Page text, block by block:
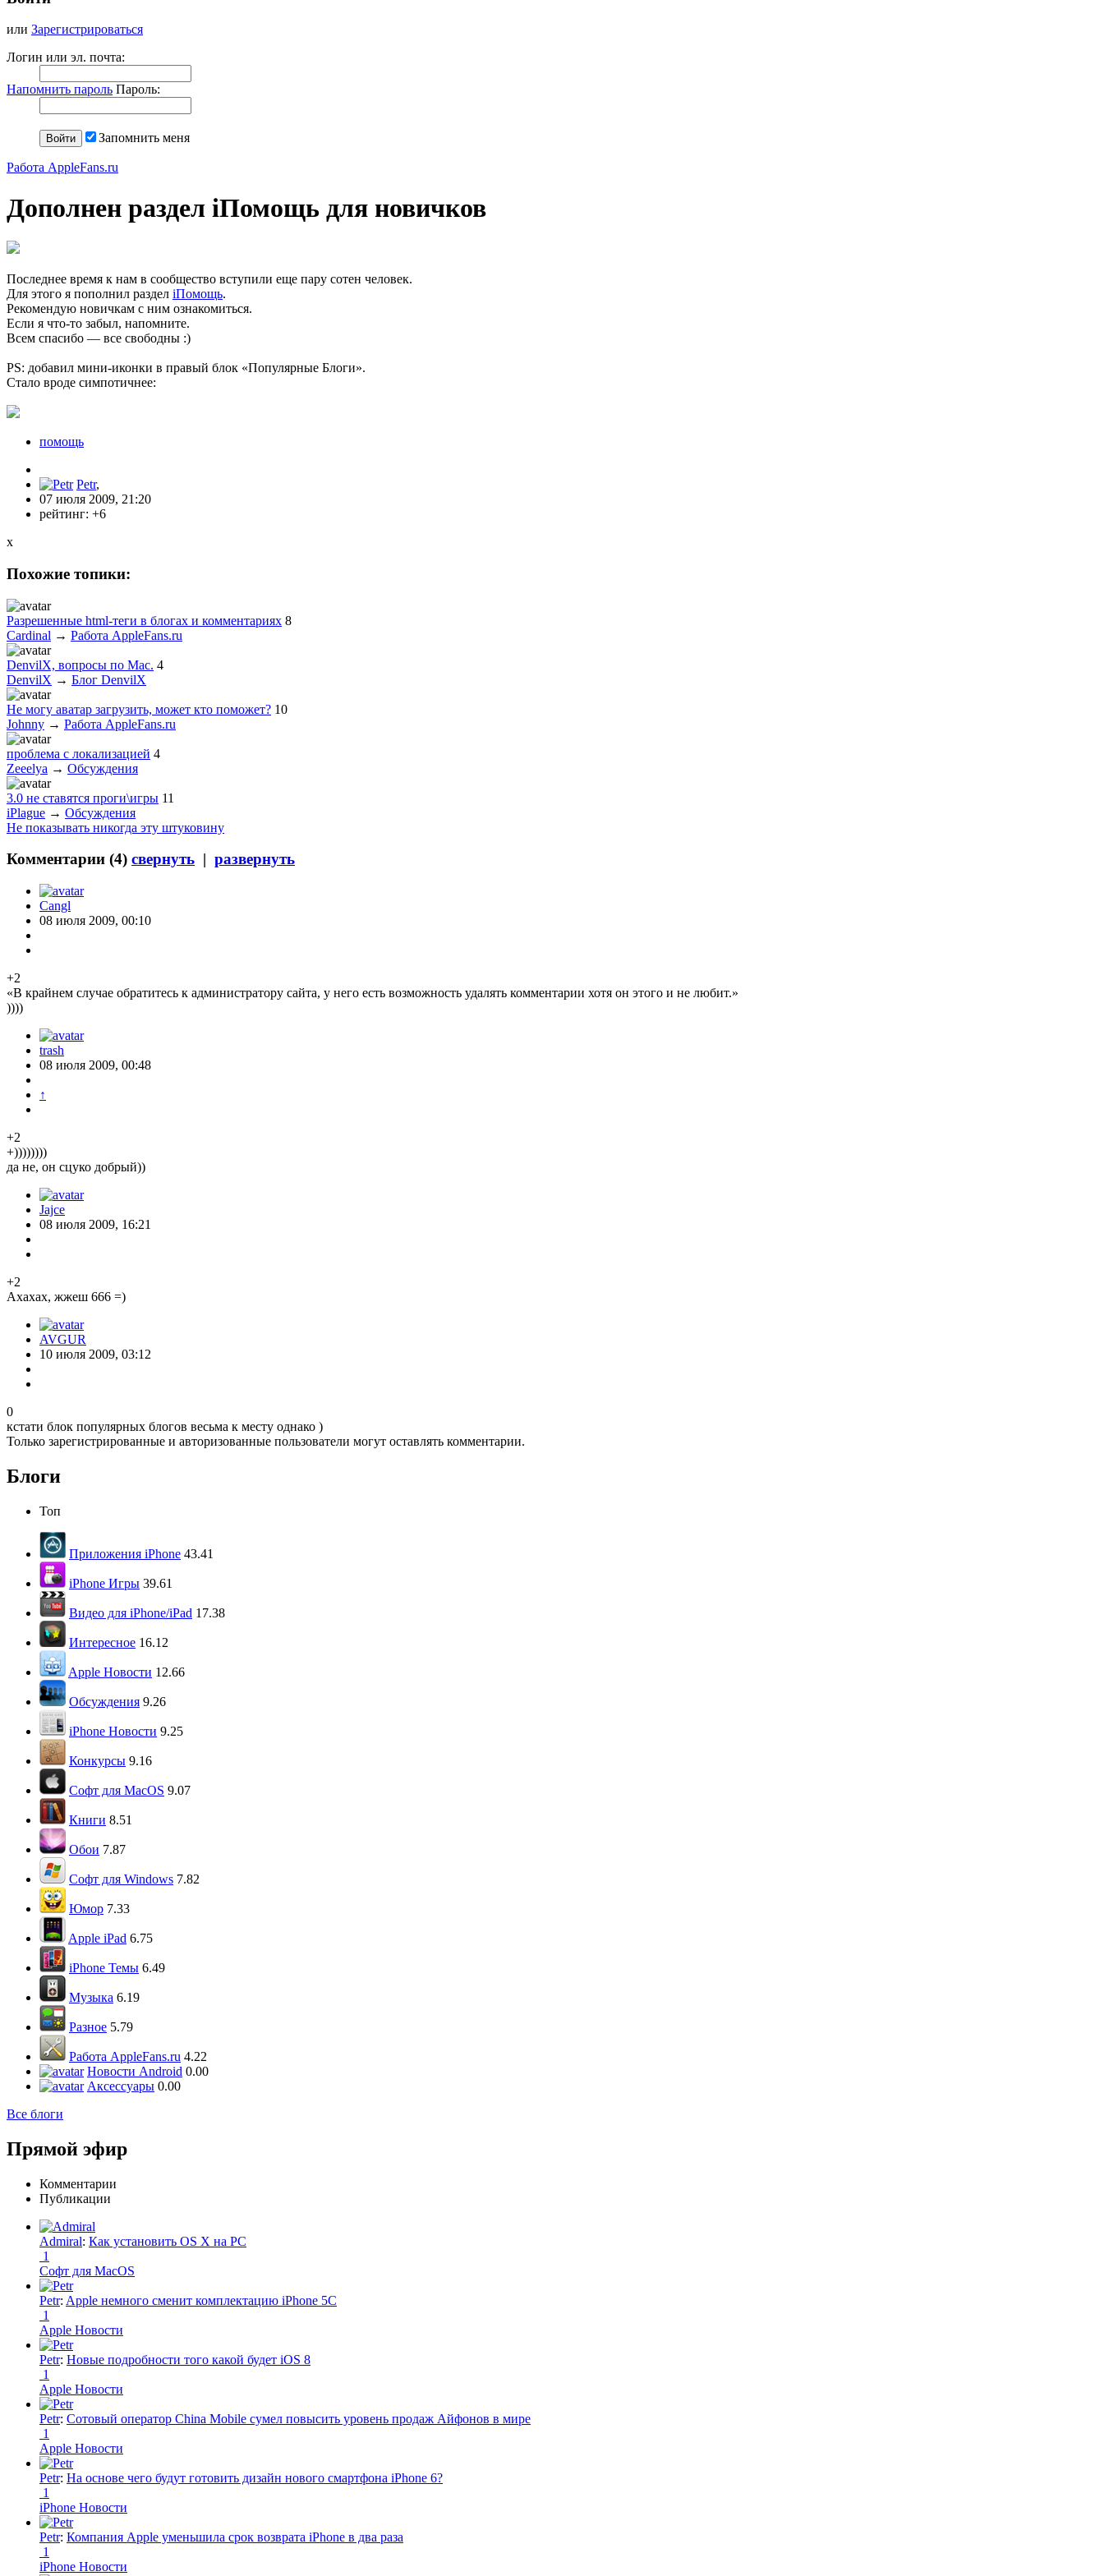
или Зарегистрироваться
Логин или эл. почта:
Напомнить пароль Пароль:
Запомнить меня
Работа AppleFans.ru
Дополнен раздел iПомощь для новичков
Последнее время к нам в сообщество вступили еще пару сотен человек.
Для этого я пополнил раздел iПомощь.
Рекомендую новичкам с ним ознакомиться.
Если я что-то забыл, напомните.
Всем спасибо — все свободны :)
PS: добавил мини-иконки в правый блок «Популярные Блоги».
Стало вроде симпотичнее:
помощь
Petr,
07 июля 2009, 21:20
рейтинг: +6
x
Похожие топики:
Разрешенные html-теги в блогах и комментариях 8
Cardinal → Работа AppleFans.ru
DenvilX, вопросы по Mac. 4
DenvilX → Блог DenvilX
Не могу аватар загрузить, может кто поможет? 10
Johnny → Работа AppleFans.ru
проблема с локализацией 4
Zeeelya → Обсуждения
3.0 не ставятся проги\игры 11
iPlague → Обсуждения
Не показывать никогда эту штуковину
Комментарии (4) свернуть | развернуть
Cangl
08 июля 2009, 00:10
+2
«В крайнем случае обратитесь к администратору сайта, у него есть возможность удалять комментарии хотя он этого и не любит.»
))))
trash
08 июля 2009, 00:48
↑
+2
+))))))))
да не, он сцуко добрый))
Jajce
08 июля 2009, 16:21
+2
Ахахах, жжеш 666 =)
AVGUR
10 июля 2009, 03:12
0
кстати блок популярных блогов весьма к месту однако )
Только зарегистрированные и авторизованные пользователи могут оставлять комментарии.
Блоги
Топ
Приложения iPhone 43.41
iPhone Игры 39.61
Видео для iPhone/iPad 17.38
Интересное 16.12
Apple Новости 12.66
Обсуждения 9.26
iPhone Новости 9.25
Конкурсы 9.16
Софт для MacOS 9.07
Книги 8.51
Обои 7.87
Софт для Windows 7.82
Юмор 7.33
Apple iPad 6.75
iPhone Темы 6.49
Музыка 6.19
Разное 5.79
Работа AppleFans.ru 4.22
Новости Android 0.00
Аксессуары 0.00
Все блоги
Прямой эфир
Комментарии
Публикации
Admiral: Как установить OS X на PC
1
Софт для MacOS
Petr: Apple немного сменит комплектацию iPhone 5C
1
Apple Новости
Petr: Новые подробности того какой будет iOS 8
1
Apple Новости
Petr: Сотовый оператор China Mobile сумел повысить уровень продаж Айфонов в мире
1
Apple Новости
Petr: На основе чего будут готовить дизайн нового смартфона iPhone 6?
1
iPhone Новости
Petr: Компания Apple уменьшила срок возврата iPhone в два раза
1
iPhone Новости